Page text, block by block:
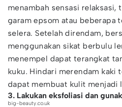
menambah sensasi relaksasi,
garam epsom atau beberapa
selera. Setelah direndam,
menggunakan sikat berbulu
menempel dapat terangkat
kuku. Hindari merendam kaki
dapat membuat kulit menjadi
3. Lakukan eksfoliasi dan
big-beauty.co.uk